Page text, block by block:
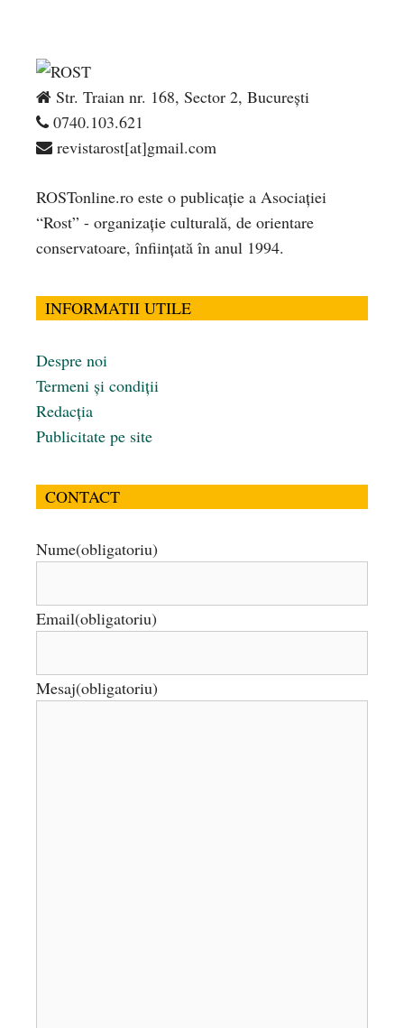
Str. Traian nr. 168, Sector 2, București
0740.103.621
revistarost[at]gmail.com
ROSTonline.ro este o publicaţie a Asociaţiei
“Rost” - organizaţie culturală, de orientare
conservatoare, înfiinţată în anul 1994.
INFORMATII UTILE
Despre noi
Termeni și condiții
Redacția
Publicitate pe site
CONTACT
Nume(obligatoriu)
Email(obligatoriu)
Mesaj(obligatoriu)